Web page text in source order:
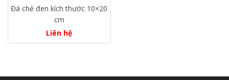
Đá chẻ đen kích thước 10×20
cm
Liên hệ